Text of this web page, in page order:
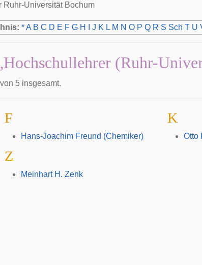
Ruhr-Universität Bochum
*A B C D E F G H J K L M N O P Q R S Sch T U
(Ruhr-
5 insgesamt.
F
Hans-Joachim Freund (Chemiker)
K
Otto
Z
Meinhart H. Zenk